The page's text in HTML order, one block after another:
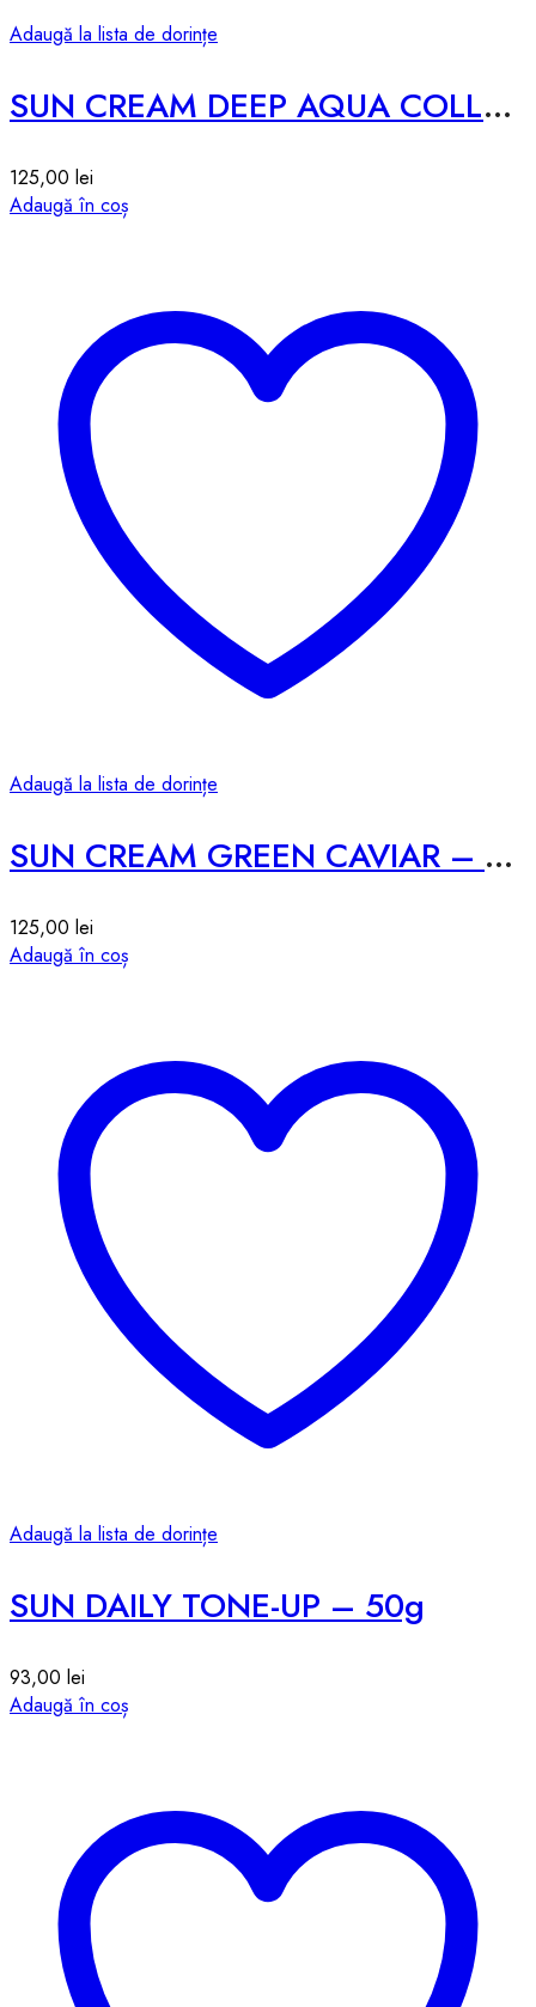
Adaugă la lista de dorințe
SUN CREAM DEEP AQUA COLLAGEN SUN CREAM – 50g
125,00 lei
Adaugă în coș
Adaugă la lista de dorințe
SUN CREAM GREEN CAVIAR – 50g
125,00 lei
Adaugă în coș
Adaugă la lista de dorințe
SUN DAILY TONE-UP – 50g
93,00 lei
Adaugă în coș